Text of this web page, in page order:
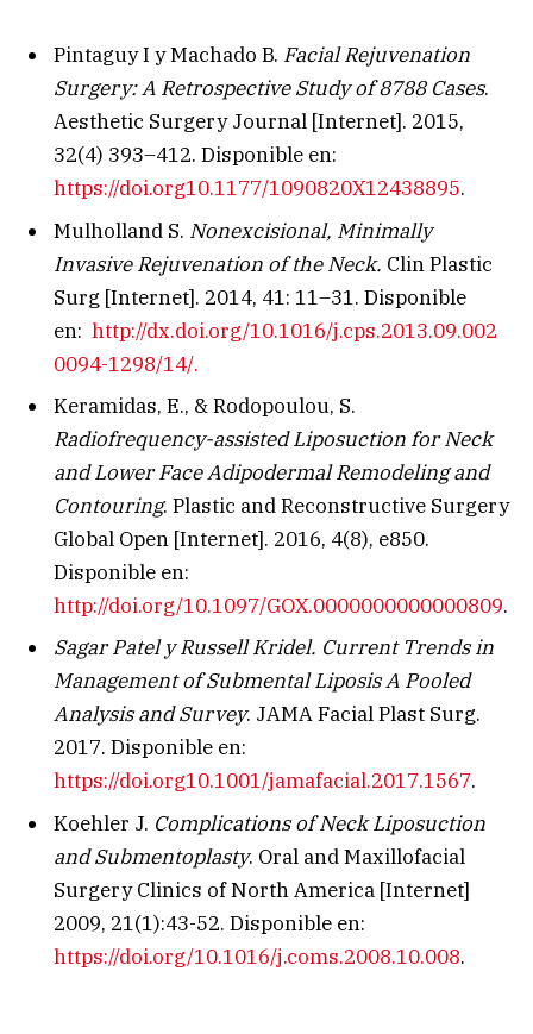
Pintaguy I y Machado B. Facial Rejuvenation
Surgery: A Retrospective Study of 8788 Cases.
Aesthetic Surgery Journal [Internet]. 2015,
32(4) 393–412. Disponible en:
https://doi.org10.1177/1090820X12438895.
Mulholland S. Nonexcisional, Minimally
Invasive Rejuvenation of the Neck. Clin Plastic
Surg [Internet]. 2014, 41: 11–31. Disponible
en: http://dx.doi.org/10.1016/j.cps.2013.09.002
0094-1298/14/.
Keramidas, E., & Rodopoulou, S.
Radiofrequency-assisted Liposuction for Neck
and Lower Face Adipodermal Remodeling and
Contouring. Plastic and Reconstructive Surgery
Global Open [Internet]. 2016, 4(8), e850.
Disponible en:
http://doi.org/10.1097/GOX.0000000000000809.
Sagar Patel y Russell Kridel. Current Trends in
Management of Submental Liposis A Pooled
Analysis and Survey. JAMA Facial Plast Surg.
2017. Disponible en:
https://doi.org10.1001/jamafacial.2017.1567.
Koehler J. Complications of Neck Liposuction
and Submentoplasty. Oral and Maxillofacial
Surgery Clinics of North America [Internet]
2009, 21(1):43-52. Disponible en:
https://doi.org/10.1016/j.coms.2008.10.008.